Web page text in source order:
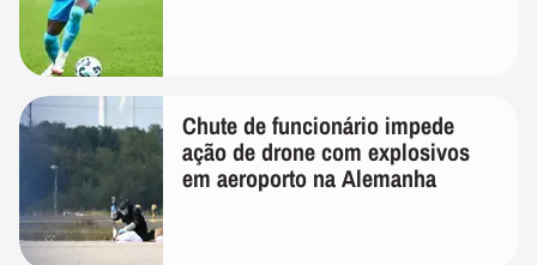
Chute de funcionário impede
ação de drone com explosivos
em aeroporto na Alemanha